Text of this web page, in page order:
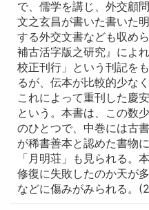
で、儒学を講じ、外交顧
文之玄昌が書いた書いた
する外交文書なども収め
補古活字版之研究』によ
校正刊行」という刊記を
るが、伝本が比較的少な
これによって重刊した慶
という。本書は、この数
のひとつで、中巻には古
が稀書善本と認めた書物
「月明荘」も見られる。
修復に失敗したのか天が
などに傷みがみられる。